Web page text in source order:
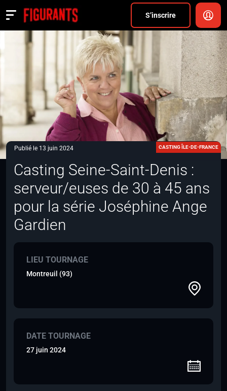
S’inscrire
Actualités
ANNONCER
FAQ
S’inscrire
CONNEXION
Publié le 13 juin 2024 CASTING ÎLE-DE-FRANCE
Casting Seine-Saint-Denis :
serveur/euses de 30 à 45 ans
pour la série Joséphine Ange
Gardien
LIEU TOURNAGE
Montreuil (93)
DATE TOURNAGE
27 juin 2024